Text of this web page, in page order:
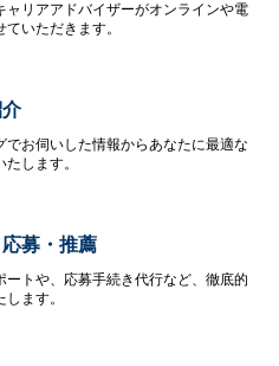
ャリアアドバイザーがオンラインや電
いただきます。
でお伺いした情報からあなたに最適な
します。
募・推薦
ートや、応募手続き代行など、徹底的
ます。